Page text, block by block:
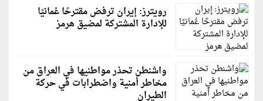
رويترز: إيران ترفض مقترحًا عُمانيًا
للإدارة المشتركة لمضيق هرمز
واشنطن تحذر مواطنيها في العراق من
مخاطر أمنية واضطرابات في حركة
الطيران